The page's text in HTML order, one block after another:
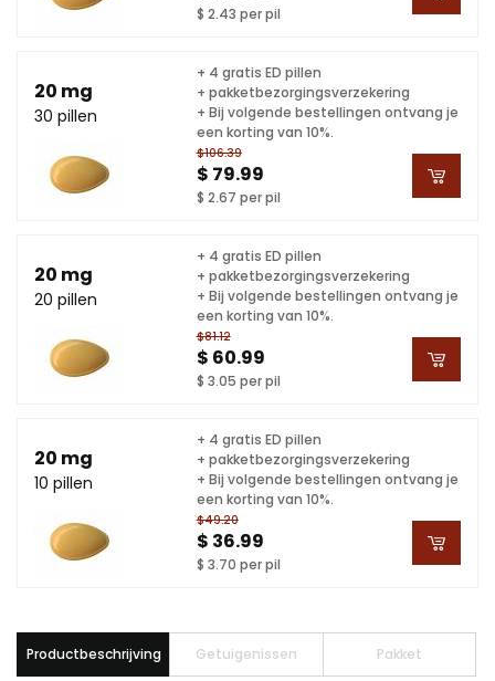
$ 2.43 per pil
20 mg
30 pillen
$106.39
$ 79.99
$ 2.67 per pil
+ 4 gratis ED pillen
+ pakketbezorgingsverzekering
+ Bij volgende bestellingen ontvang je
een korting van 10%.
20 mg
20 pillen
$81.12
$ 60.99
$ 3.05 per pil
+ 4 gratis ED pillen
+ pakketbezorgingsverzekering
+ Bij volgende bestellingen ontvang je
een korting van 10%.
20 mg
10 pillen
$49.20
$ 36.99
$ 3.70 per pil
+ 4 gratis ED pillen
+ pakketbezorgingsverzekering
+ Bij volgende bestellingen ontvang je
een korting van 10%.
Productbeschrijving Getuigenissen Pakket